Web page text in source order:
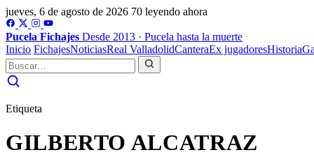
jueves, 6 de agosto de 2026 70 leyendo ahora
Pucela Fichajes Desde 2013 · Pucela hasta la muerte
Inicio FichajesNoticiasReal ValladolidCanteraEx jugadoresHistoria
Etiqueta
GILBERTO ALCATRAZ